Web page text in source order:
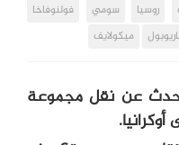
روسيا سومي
فولنوفاخا
ميكولايف
عن نقل مجموعة